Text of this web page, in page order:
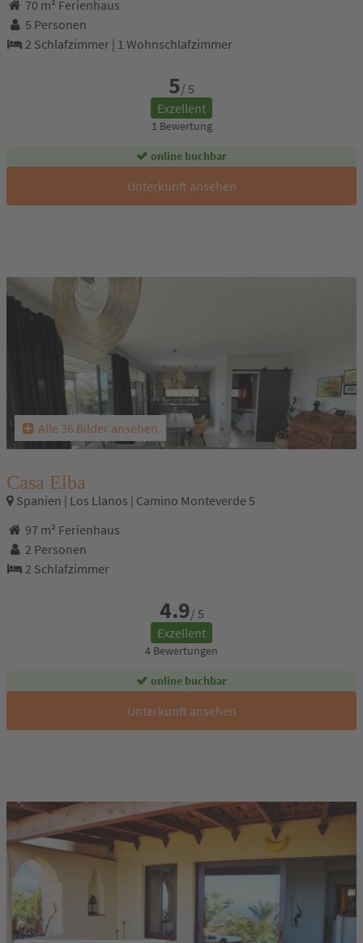
70 m² Ferienhaus
5 Personen
2 Schlafzimmer | 1 Wohnschlafzimmer
5/ 5
Exzellent
1 Bewertung
online buchbar
Unterkunft ansehen
Alle 36 Bilder ansehen
Casa Elba
Spanien | Los Llanos | Camino Monteverde 5
97 m² Ferienhaus
2 Personen
2 Schlafzimmer
4.9/ 5
Exzellent
4 Bewertungen
online buchbar
Unterkunft ansehen